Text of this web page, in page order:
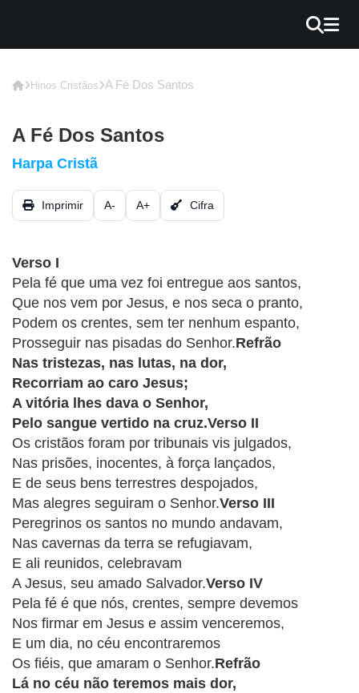
GRÁTIS
GUITAR
CIFRA
VÍDEO
HINOS
CRISTÃOS
TEORIA
MUSICAL
MINI
DOC
REVIEW
PLAYBACK
AUTORES
DA
HARPA
Hinos Cristãos A Fé Dos Santos
A Fé Dos Santos
Harpa Cristã
Imprimir A- A+ Cifra
Verso I
Pela fé que uma vez foi entregue aos santos,
Que nos vem por Jesus, e nos seca o pranto,
Podem os crentes, sem ter nenhum espanto,
Prosseguir nas pisadas do Senhor.Refrão
Nas tristezas, nas lutas, na dor,
Recorriam ao caro Jesus;
A vitória lhes dava o Senhor,
Pelo sangue vertido na cruz.Verso II
Os cristãos foram por tribunais vis julgados,
Nas prisões, inocentes, à força lançados,
E de seus bens terrestres despojados,
Mas alegres seguiram o Senhor.Verso III
Peregrinos os santos no mundo andavam,
Nas cavernas da terra se refugiavam,
E ali reunidos, celebravam
A Jesus, seu amado Salvador.Verso IV
Pela fé é que nós, crentes, sempre devemos
Nos firmar em Jesus e assim venceremos,
E um dia, no céu encontraremos
Os fiéis, que amaram o Senhor.Refrão
Lá no céu não teremos mais dor,